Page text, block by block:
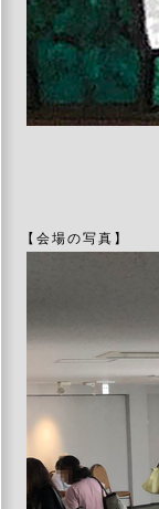
【会場の写真】